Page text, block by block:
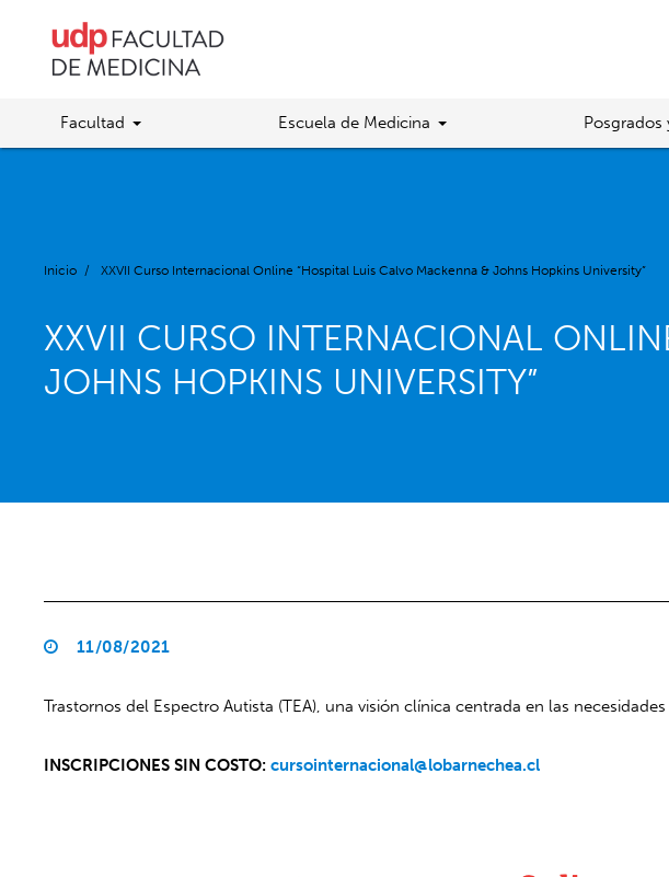
Facultad Escuela de Medicina Posgrados
Inicio / XXVII Curso Internacional Online “Hospital Luis Calvo Mackenna & Johns Hopkins University”
XXVII CURSO INTERNACIONAL
JOHNS HOPKINS UNIVERSITY”
11/08/2021
Trastornos del Espectro Autista (TEA), una visión clínica centrada en las
INSCRIPCIONES SIN COSTO:cursointernacional@lobarnechea.cl